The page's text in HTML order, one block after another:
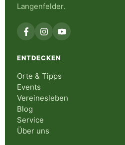
Langenfelder.
ENTDECKEN
Orte & Tipps
Events
Vereinesleben
Blog
Service
Über uns